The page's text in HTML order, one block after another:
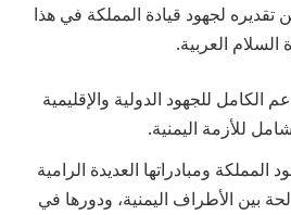
لجهود قيادة المملكة في هذا
العربية.
الكامل للجهود الدولية والإقليمية
للأزمة اليمنية.
ومبادراتها العديدة الرامية
بين الأطراف اليمنية، ودورها في